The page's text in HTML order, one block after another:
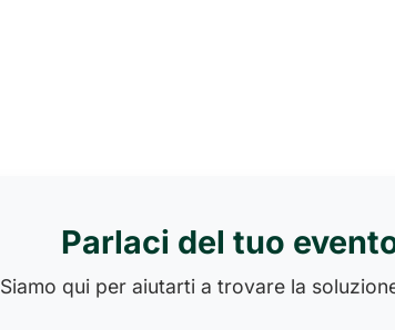
Parlaci del tuo
Siamo qui per aiutarti a trovare la